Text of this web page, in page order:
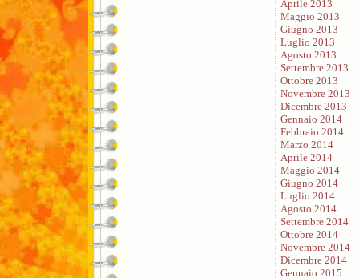
Aprile 2013
Maggio 2013
Giugno 2013
Luglio 2013
Agosto 2013
Settembre 2013
Ottobre 2013
Novembre 2013
Dicembre 2013
Gennaio 2014
Febbraio 2014
Marzo 2014
Aprile 2014
Maggio 2014
Giugno 2014
Luglio 2014
Agosto 2014
Settembre 2014
Ottobre 2014
Novembre 2014
Dicembre 2014
Gennaio 2015